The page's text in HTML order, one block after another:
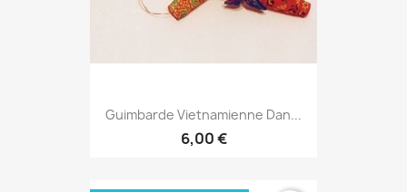
Guimbarde Vietnamienne Dan...
6,00 €